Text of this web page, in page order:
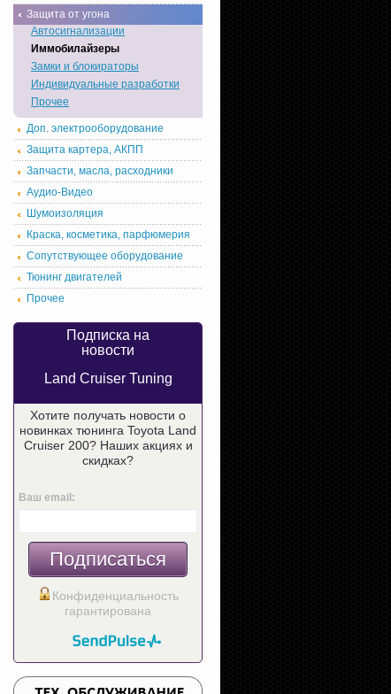
Защита от угона
Автосигнализации
Иммобилайзеры
Замки и блокираторы
Индивидуальные разработки
Прочее
Доп. электрооборудование
Защита картера, АКПП
Запчасти, масла, расходники
Аудио-Видео
Шумоизоляция
Краска, косметика, парфюмерия
Сопутствующее оборудование
Тюнинг двигателей
Прочее
Подписка на
новости
Land Cruiser Tuning
Хотите получать новости о
новинках тюнинга Toyota Land
Cruiser 200? Наших акциях и
скидках?
Ваш email:
Подписаться
Конфиденциальность
гарантирована